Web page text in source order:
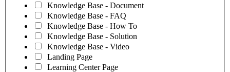
Knowledge Base - Document
Knowledge Base - FAQ
Knowledge Base - How To
Knowledge Base - Solution
Knowledge Base - Video
Landing Page
Learning Center Page